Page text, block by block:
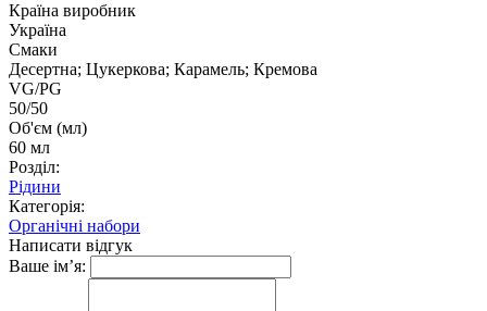
Країна виробник
Україна
Смаки
Десертна; Цукеркова; Карамель; Кремова
VG/PG
50/50
Об'єм (мл)
60 мл
Розділ:
Рідини
Категорія:
Органічні набори
Написати відгук
Ваше ім’я: